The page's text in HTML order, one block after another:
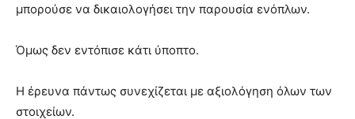
μπορούσε να δικαιολογήσει την παρουσία ενόπλων.
Όμως δεν εντόπισε κάτι ύποπτο.
Η έρευνα πάντως συνεχίζεται με αξιολόγηση όλων των
στοιχείων.